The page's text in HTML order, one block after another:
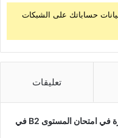
حساباتك على الشبكات
تعليقات
أهم الأسئلة المتكررة في امتحان المستوى B2 في